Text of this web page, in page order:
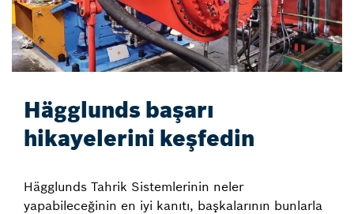
Hägglunds başarı
hikayelerini keşfedin
Hägglunds Tahrik Sistemlerinin neler
yapabileceğinin en iyi kanıtı, başkalarının bunlarla